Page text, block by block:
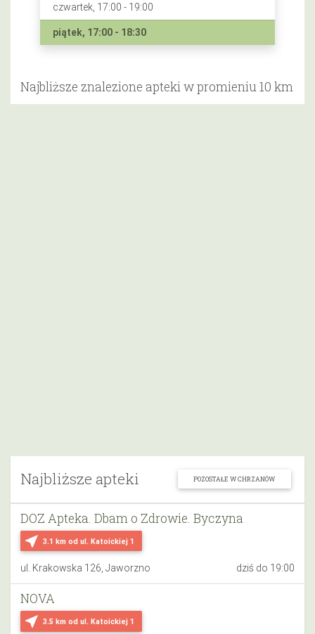
Najbliższe apteki POZOSTAŁE W CHRZANÓW
near_me 3.1 km od ul. Katoickiej 1
DOZ Apteka. Dbam o Zdrowie. Byczyna
ul. Krakowska 126, Jaworzno dziś do 19:00
near_me 3.5 km od ul. Katoickiej 1
NOVA
czwartek, 17:00 - 19:00
piątek, 17:00 - 18:30
Najbliższe znalezione apteki w promieniu 10 km